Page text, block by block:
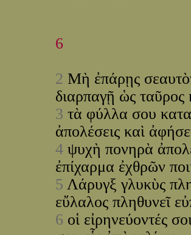
6
2 Μὴ ἐπάρῃς
διαρπαγῇ ὡς
3 τὰ φύλλα σου
ἀπολέσεις καὶ
4 ψυχὴ πονηρὰ
ἐπίχαρμα ἐχθρῶν
5 Λάρυγξ γλυκὺς
εὔλαλος πληθυνεῖ
6 οἱ εἰρηνεύοντές